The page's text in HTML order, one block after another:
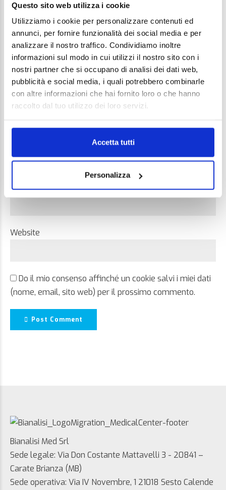
Questo sito web utilizza i cookie
Utilizziamo i cookie per personalizzare contenuti ed
annunci, per fornire funzionalità dei social media e per
analizzare il nostro traffico. Condividiamo inoltre
informazioni sul modo in cui utilizzi il nostro sito con i
nostri partner che si occupano di analisi dei dati web,
pubblicità e social media, i quali potrebbero combinarle
con altre informazioni che hai fornito loro o che hanno
raccolto dal tuo utilizzo dei loro servizi.
Accetta tutti
Personalizza
fields are marked *
Comment
Email *
Website
Do il mio consenso affinché un cookie salvi i miei dati
(nome, email, sito web) per il prossimo commento.
Post Comment
Bianalisi Med Srl
Sede legale: Via Don Costante Mattavelli 3 - 20841 –
Carate Brianza (MB)
Sede operativa: Via IV Novembre, 1 21018 Sesto Calende